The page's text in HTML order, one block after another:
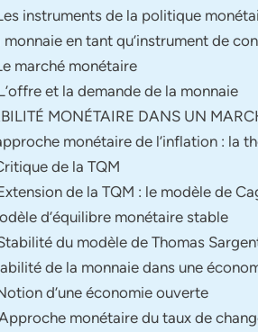
instruments de la politique
monnaie en tant qu’instrument de
marché monétaire
et la demande de la monnaie
MONÉTAIRE DANS UN
monétaire de l’inflation : la
de la TQM
de la TQM : le modèle de
d’équilibre monétaire stable
du modèle de Thomas
de la monnaie dans une
d’une économie ouverte
monétaire du taux de